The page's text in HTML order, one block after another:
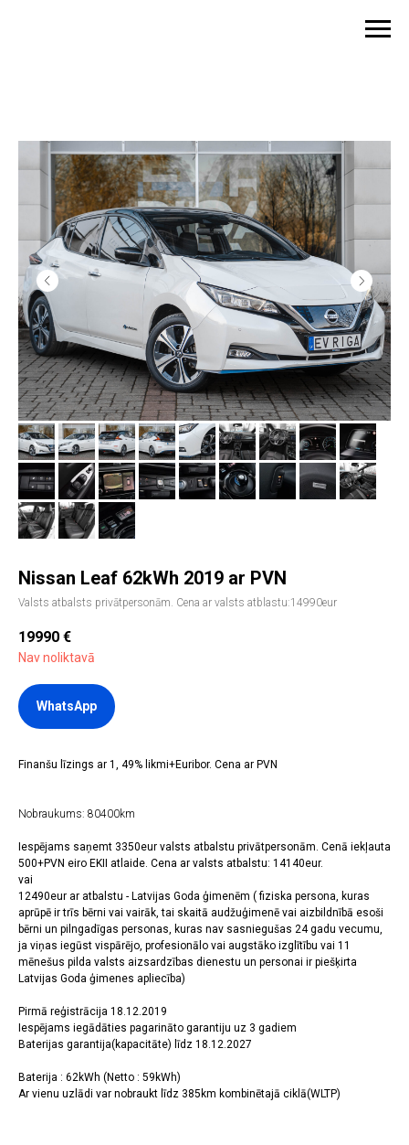
Nissan Leaf 62kWh 2019 ar PVN
Valsts atbalsts privātpersonām. Cena ar valsts atblastu:14990eur
19990 €
Nav noliktavā
WhatsApp
Finanšu līzings ar 1, 49% likmi+Euribor. Cena ar PVN
Nobraukums: 80400km
Iespējams saņemt 3350eur valsts atbalstu privātpersonām. Cenā iekļauta
500+PVN eiro EKII atlaide. Cena ar valsts atbalstu: 14140eur.
vai
12490eur ar atbalstu - Latvijas Goda ģimenēm ( fiziska persona, kuras
aprūpē ir trīs bērni vai vairāk, tai skaitā audžuģimenē vai aizbildnībā esoši
bērni un pilngadīgas personas, kuras nav sasniegušas 24 gadu vecumu,
ja viņas iegūst vispārējo, profesionālo vai augstāko izglītību vai 11
mēnešus pilda valsts aizsardzības dienestu un personai ir piešķirta
Latvijas Goda ģimenes apliecība)
Pirmā reģistrācija 18.12.2019
Iespējams iegādāties pagarināto garantiju uz 3 gadiem
Baterijas garantija(kapacitāte) līdz 18.12.2027
Baterija : 62kWh (Netto : 59kWh)
Ar vienu uzlādi var nobraukt līdz 385km kombinētajā ciklā(WLTP)